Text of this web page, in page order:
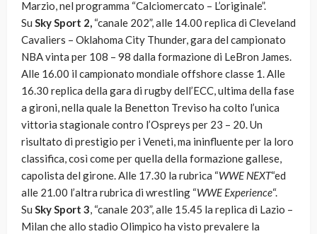
Marzio, nel programma “Calciomercato – L’originale”.
Su Sky Sport 2, “canale 202”, alle 14.00 replica di Cleveland
Cavaliers – Oklahoma City Thunder, gara del campionato
NBA vinta per 108 – 98 dalla formazione di LeBron James.
Alle 16.00 il campionato mondiale offshore classe 1. Alle
16.30 replica della gara di rugby dell’ECC, ultima della fase
a gironi, nella quale la Benetton Treviso ha colto l’unica
vittoria stagionale contro l’Ospreys per 23 – 20. Un
risultato di prestigio per i Veneti, ma ininfluente per la loro
classifica, così come per quella della formazione gallese,
capolista del girone. Alle 17.30 la rubrica “WWE NEXT“ed
alle 21.00 l’altra rubrica di wrestling “WWE Experience“.
Su Sky Sport 3, “canale 203”, alle 15.45 la replica di Lazio –
Milan che allo stadio Olimpico ha visto prevalere la